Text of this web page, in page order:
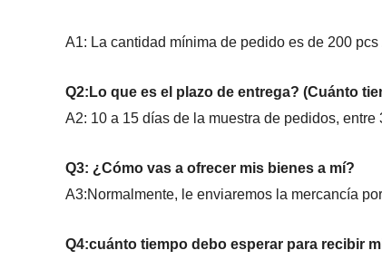
A1: La cantidad mínima de pedido es de 200
Q2:Lo que es el plazo de entrega? (Cuánto
A2: 10 a 15 días de la muestra de pedidos,
Q3: ¿Cómo vas a ofrecer mis bienes a mí?
A3:Normalmente, le enviaremos la mercancía
Q4:cuánto tiempo debo esperar para recibir